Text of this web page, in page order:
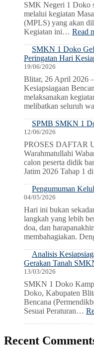
SMK Negeri 1 Doko
melalui kegiatan
(MPLS) yang akan
Kegiatan ini… Read
SMKN 1 Doko
Peringatan Hari
19/06/2026
Blitar, 26 April 2026
Kesiapsiagaan
melaksanakan
melibatkan seluruh
SPMB SMKN 1
12/06/2026
PROSES DAFTAR
Warahmatullahi
calon peserta didik
Jatim 2026 Tahap 1
Pengumuman
04/05/2026
Hari ini bukan
langkah yang lebih
doa, dan
membahagiakan.
Analisis
Gerakan Tanah
13/03/2026
SMKN 1 Doko
Doko, Kabupaten
Bencana
Sesuai Peraturan…
Recent